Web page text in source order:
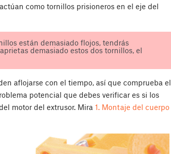
como tornillos prisioneros en el eje del
están demasiado flojos, tendrás
demasiado estos dos tornillos, el
aflojarse con el tiempo, así que comprueba el
potencial que debes verificar es si los
motor del extrusor. Mira 1. Montaje del cuerpo